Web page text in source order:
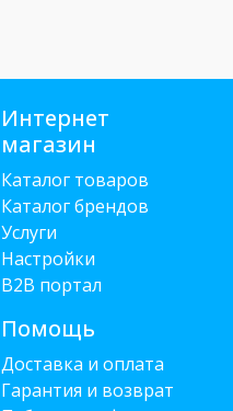
Интернет
магазин
Каталог товаров
Каталог брендов
Услуги
Настройки
B2B портал
Помощь
Доставка и оплата
Гарантия и возврат